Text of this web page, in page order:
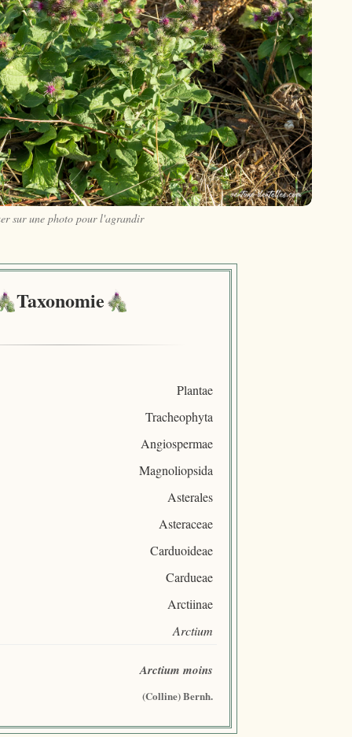
❯
sur une photo pour l'agrandir
Taxonomie
Plantae
Tracheophyta
Angiospermae
Magnoliopsida
Asterales
Asteraceae
Carduoideae
Cardueae
Arctiinae
Arctium
Arctium moins
(Colline) Bernh.